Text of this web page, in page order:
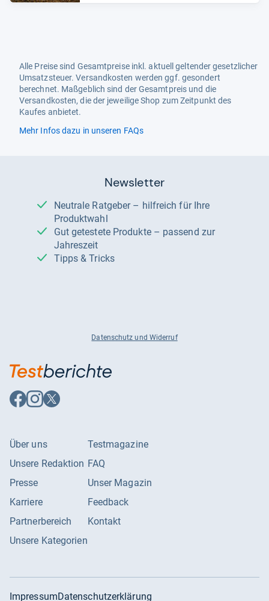
Alle Preise sind Gesamtpreise inkl. aktuell geltender gesetzlicher
Umsatzsteuer. Versandkosten werden ggf. gesondert
berechnet. Maßgeblich sind der Gesamtpreis und die
Versandkosten, die der jeweilige Shop zum Zeitpunkt des
Kaufes anbietet.
Mehr Infos dazu in unseren FAQs
Newsletter
Neutrale Ratgeber – hilfreich für Ihre
Produktwahl
Gut getestete Produkte – passend zur
Jahreszeit
Tipps & Tricks
Datenschutz und Widerruf
Auf
Facebook
Auf
Instagram
Auf
X
Über uns
Unsere Redaktion
Presse
Karriere
Partnerbereich
Unsere Kategorien
Testmagazine
FAQ
Unser Magazin
Feedback
Kontakt
ImpressumDatenschutzerklärung